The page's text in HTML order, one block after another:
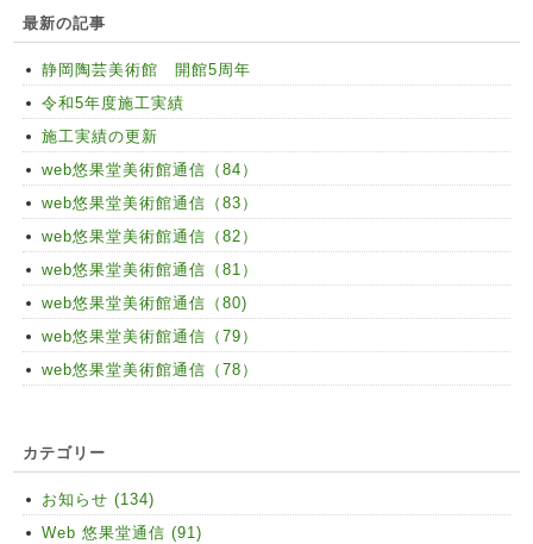
最新の記事
静岡陶芸美術館 開館5周年
令和5年度施工実績
施工実績の更新
web悠果堂美術館通信（84）
web悠果堂美術館通信（83）
web悠果堂美術館通信（82）
web悠果堂美術館通信（81）
web悠果堂美術館通信（80)
web悠果堂美術館通信（79）
web悠果堂美術館通信（78）
カテゴリー
お知らせ (134)
Web 悠果堂通信 (91)